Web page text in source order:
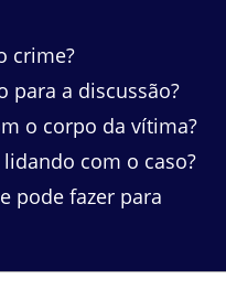
crime?
para a discussão?
o corpo da vítima?
com o caso?
pode fazer para